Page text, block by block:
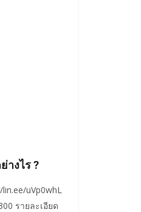
างไร ?
uVp0whL
รายละเอียด